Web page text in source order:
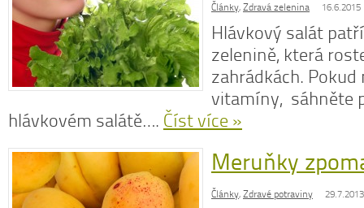
Články, Zdravá zelenina 16.6.2015
Hlávkový salát
zelenině, která
zahrádkách.
vitamíny, sáhněte
hlávkovém salátě…. Číst více »
Meruňky
Články, Zdravé potraviny 29.7.2013